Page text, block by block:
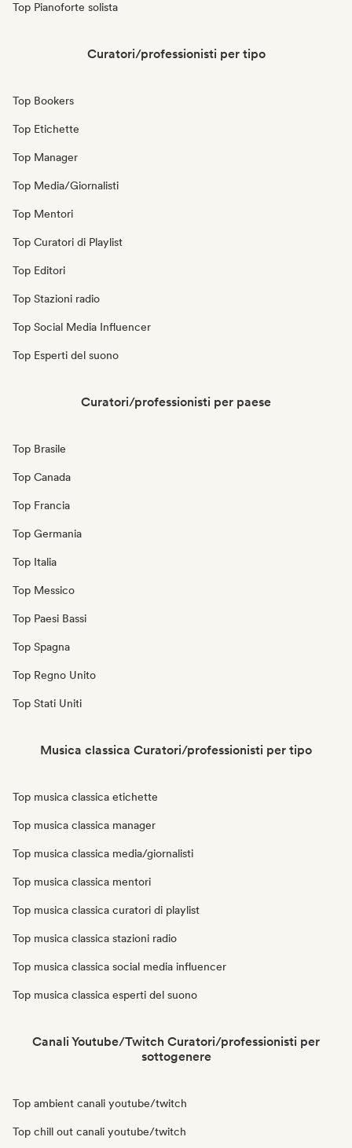
Top Pianoforte solista
Curatori/professionisti per tipo
Top Bookers
Top Etichette
Top Manager
Top Media/Giornalisti
Top Mentori
Top Curatori di Playlist
Top Editori
Top Stazioni radio
Top Social Media Influencer
Top Esperti del suono
Curatori/professionisti per paese
Top Brasile
Top Canada
Top Francia
Top Germania
Top Italia
Top Messico
Top Paesi Bassi
Top Spagna
Top Regno Unito
Top Stati Uniti
Musica classica Curatori/professionisti per tipo
Top musica classica etichette
Top musica classica manager
Top musica classica media/giornalisti
Top musica classica mentori
Top musica classica curatori di playlist
Top musica classica stazioni radio
Top musica classica social media influencer
Top musica classica esperti del suono
Canali Youtube/Twitch Curatori/professionisti per
sottogenere
Top ambient canali youtube/twitch
Top chill out canali youtube/twitch